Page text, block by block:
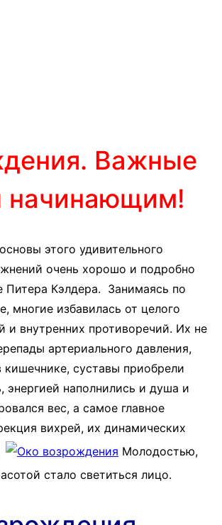
Важные
начинающим!
этого удивительного
очень хорошо и подробно
Питера Кэлдера. Занимаясь по
многие избавилась от целого
и внутренних противоречий. Их не
артериального давления,
кишечнике, суставы приобрели
энергией наполнились и душа и
вес, а самое главное
вихрей, их динамических
Молодостью,
стало светиться лицо.